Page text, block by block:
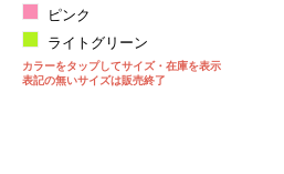
ピンク
ライトグリーン
カラーをタップしてサイズ・在庫を表示
表記の無いサイズは販売終了